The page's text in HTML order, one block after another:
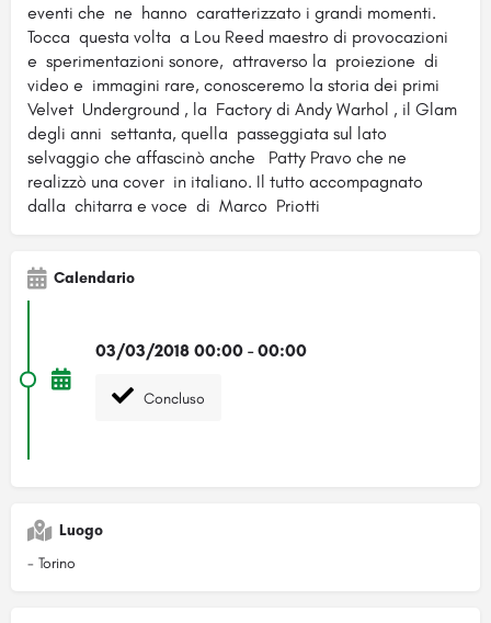
eventi che ne hanno caratterizzato i grandi momenti.
Tocca questa volta a Lou Reed maestro di provocazioni
e sperimentazioni sonore, attraverso la proiezione di
video e immagini rare, conosceremo la storia dei primi
Velvet Underground , la Factory di Andy Warhol , il Glam
degli anni settanta, quella passeggiata sul lato
selvaggio che affascinò anche Patty Pravo che ne
realizzò una cover in italiano. Il tutto accompagnato
dalla chitarra e voce di Marco Priotti
Calendario
03/03/2018 00:00 - 00:00
Concluso
Luogo
- Torino